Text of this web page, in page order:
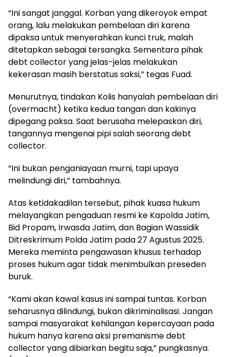
“Ini sangat janggal. Korban yang dikeroyok empat
orang, lalu melakukan pembelaan diri karena
dipaksa untuk menyerahkan kunci truk, malah
ditetapkan sebagai tersangka. Sementara pihak
debt collector yang jelas-jelas melakukan
kekerasan masih berstatus saksi,” tegas Fuad.
Menurutnya, tindakan Kolis hanyalah pembelaan diri
(overmacht) ketika kedua tangan dan kakinya
dipegang paksa. Saat berusaha melepaskan diri,
tangannya mengenai pipi salah seorang debt
collector.
“Ini bukan penganiayaan murni, tapi upaya
melindungi diri,” tambahnya.
Atas ketidakadilan tersebut, pihak kuasa hukum
melayangkan pengaduan resmi ke Kapolda Jatim,
Bid Propam, Irwasda Jatim, dan Bagian Wassidik
Ditreskrimum Polda Jatim pada 27 Agustus 2025.
Mereka meminta pengawasan khusus terhadap
proses hukum agar tidak menimbulkan preseden
buruk.
“Kami akan kawal kasus ini sampai tuntas. Korban
seharusnya dilindungi, bukan dikriminalisasi. Jangan
sampai masyarakat kehilangan kepercayaan pada
hukum hanya karena aksi premanisme debt
collector yang dibiarkan begitu saja,” pungkasnya.